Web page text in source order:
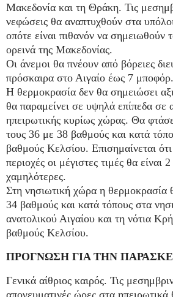
Μακεδονία και τη Θράκη. Τις
νεφώσεις θα αναπτυχθούν στα
οπότε είναι πιθανόν να σημειωθούν
ορεινά της Μακεδονίας.
Οι άνεμοι θα πνέουν από βόρειες
πρόσκαιρα στο Αιγαίο έως 7 μποφόρ.
Η θερμοκρασία δεν θα σημειώσει
θα παραμείνει σε υψηλά επίπεδα σε
ηπειρωτικής κυρίως χώρας. Θα
τους 36 με 38 βαθμούς και κατά
βαθμούς Κελσίου. Επισημαίνεται ότι
περιοχές οι μέγιστες τιμές θα είναι
χαμηλότερες.
Στη νησιωτική χώρα η θερμοκρασία
34 βαθμούς και κατά τόπους στα
ανατολικού Αιγαίου και τη νότια
βαθμούς Κελσίου.
ΠΡΟΓΝΩΣΗ ΓΙΑ ΤΗΝ
Γενικά αίθριος καιρός. Τις